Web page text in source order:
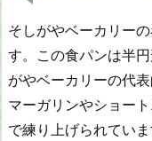
そしがやベーカリー
す。この食パンは半
がやベーカリーの代
マーガリンやショー
で練り上げられてい